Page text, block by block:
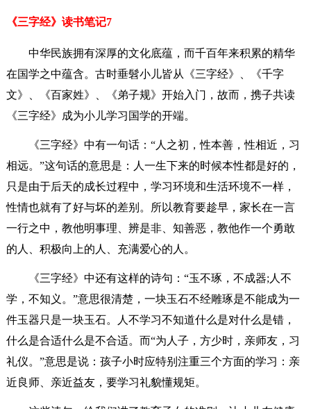
《三字经》读书笔记7
中华民族拥有深厚的文化底蕴，而千百年来积累的精华
在国学之中蕴含。古时垂髫小儿皆从《三字经》、《千字
文》、《百家姓》、《弟子规》开始入门，故而，携子共读
《三字经》成为小儿学习国学的开端。
《三字经》中有一句话：“人之初，性本善，性相近，习
相远。”这句话的意思是：人一生下来的时候本性都是好的，
只是由于后天的成长过程中，学习环境和生活环境不一样，
性情也就有了好与坏的差别。所以教育要趁早，家长在一言
一行之中，教他明事理、辨是非、知善恶，教他作一个勇敢
的人、积极向上的人、充满爱心的人。
《三字经》中还有这样的诗句：“玉不琢，不成器;人不
学，不知义。”意思很清楚，一块玉石不经雕琢是不能成为一
件玉器只是一块玉石。人不学习不知道什么是对什么是错，
什么是合适什么是不合适。而“为人子，方少时，亲师友，习
礼仪。”意思是说：孩子小时应特别注重三个方面的学习：亲
近良师、亲近益友，要学习礼貌懂规矩。